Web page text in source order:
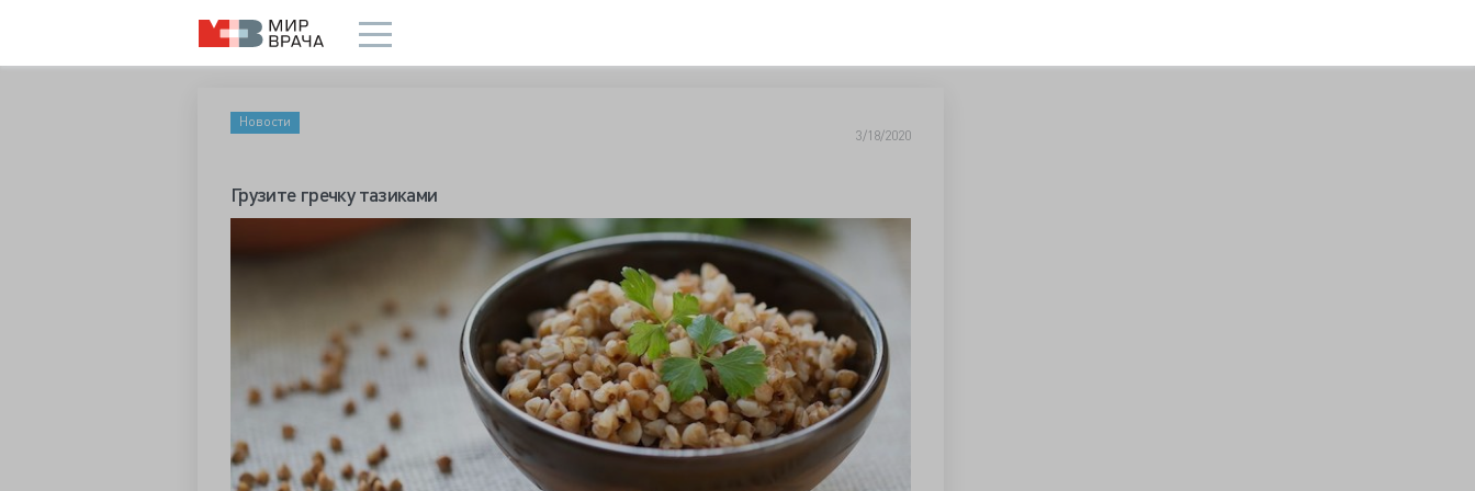
Новости
3/18/2020
Грузите гречку тазиками